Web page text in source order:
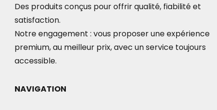
Des produits conçus pour offrir qualité, fiabilité et
satisfaction.
Notre engagement : vous proposer une expérience
premium, au meilleur prix, avec un service toujours
accessible.
NAVIGATION